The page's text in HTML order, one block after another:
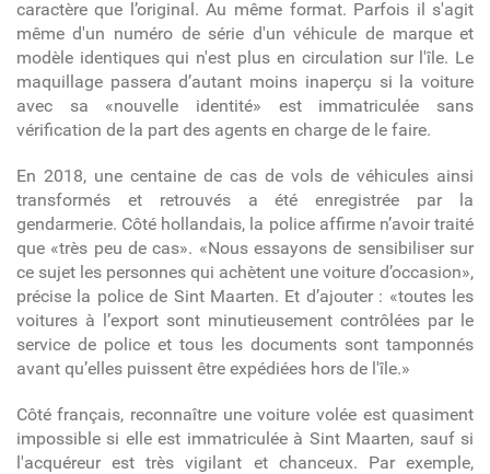
caractère que l’original. Au même format. Parfois il s'agit
même d'un numéro de série d'un véhicule de marque et
modèle identiques qui n'est plus en circulation sur l'île. Le
maquillage passera d’autant moins inaperçu si la voiture
avec sa «nouvelle identité» est immatriculée sans
vérification de la part des agents en charge de le faire.
En 2018, une centaine de cas de vols de véhicules ainsi
transformés et retrouvés a été enregistrée par la
gendarmerie. Côté hollandais, la police affirme n’avoir traité
que «très peu de cas». «Nous essayons de sensibiliser sur
ce sujet les personnes qui achètent une voiture d’occasion»,
précise la police de Sint Maarten. Et d’ajouter : «toutes les
voitures à l’export sont minutieusement contrôlées par le
service de police et tous les documents sont tamponnés
avant qu’elles puissent être expédiées hors de l'île.»
Côté français, reconnaître une voiture volée est quasiment
impossible si elle est immatriculée à Sint Maarten, sauf si
l'acquéreur est très vigilant et chanceux. Par exemple,